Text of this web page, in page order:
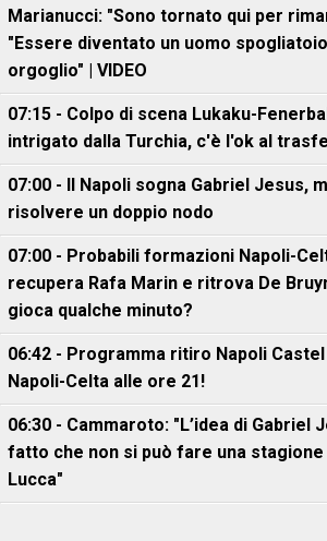
Marianucci: "Sono tornato qui per
"Essere diventato un uomo
orgoglio" | VIDEO
07:15 - Colpo di scena Lukaku-
intrigato dalla Turchia, c'è l'ok al
07:00 - Il Napoli sogna Gabriel Jesus,
risolvere un doppio nodo
07:00 - Probabili formazioni Napoli-
recupera Rafa Marin e ritrova De
gioca qualche minuto?
06:42 - Programma ritiro Napoli
Napoli-Celta alle ore 21!
06:30 - Cammaroto: "L’idea di Gabriel
fatto che non si può fare una stagione
Lucca"